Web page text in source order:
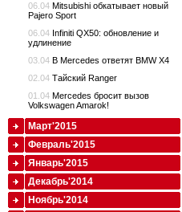
06.04 Mitsubishi обкатывает новый
Pajero Sport
06.04 Infiniti QX50: обновление и
удлинение
03.04 В Mercedes ответят BMW X4
02.04 Тайский Ranger
01.04 Mercedes бросит вызов
Volkswagen Amarok!
Март'2015
Февраль'2015
Январь'2015
Декабрь'2014
Ноябрь'2014